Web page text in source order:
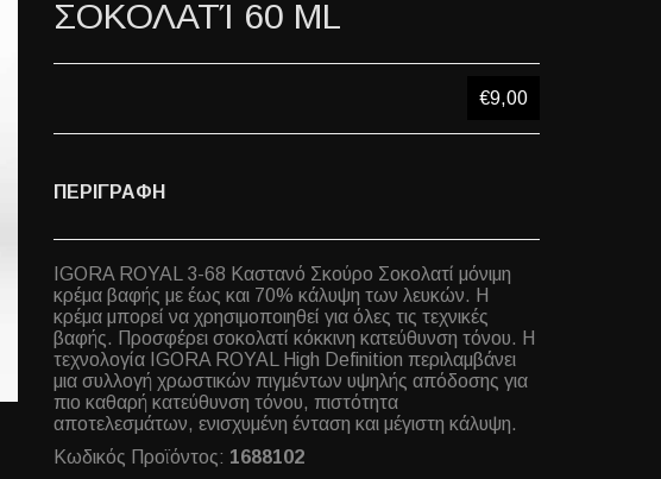
ΣΟΚΟΛΑΤΊ 60 ML
€9,00
ΠΕΡΙΓΡΑΦΗ
IGORA ROYAL 3-68 Καστανό Σκούρο Σοκολατί μόνιμη
κρέμα βαφής με έως και 70% κάλυψη των λευκών. Η
κρέμα μπορεί να χρησιμοποιηθεί για όλες τις τεχνικές
βαφής. Προσφέρει σοκολατί κόκκινη κατεύθυνση τόνου. Η
τεχνολογία IGORA ROYAL High Definition περιλαμβάνει
μια συλλογή χρωστικών πιγμέντων υψηλής απόδοσης για
πιο καθαρή κατεύθυνση τόνου, πιστότητα
αποτελεσμάτων, ενισχυμένη ένταση και μέγιστη κάλυψη.
Κωδικός Προϊόντος: 1688102